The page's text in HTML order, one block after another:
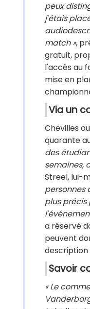
peux
j'étais
match »,
gratuit,
l'accès au
mise en
Via un
Chevilles
quarante
des
semaines,
Streel, lui-
personnes
plus précis
a réservé
peuvent
Savoir
« Le